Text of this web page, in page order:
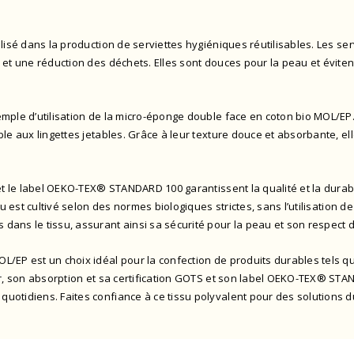
dans la production de serviettes hygiéniques réutilisables. Les
une réduction des déchets. Elles sont douces pour la peau et
d’utilisation de la micro-éponge double face en coton bio MOL/
aux lingettes jetables. Grâce à leur texture douce et absorbante,
le label OEKO-TEX® STANDARD 100 garantissent la qualité et la
cultivé selon des normes biologiques strictes, sans l’utilisation
dans le tissu, assurant ainsi sa sécurité pour la peau et son respect
EP est un choix idéal pour la confection de produits durables tels
absorption et sa certification GOTS et sonlabel OEKO-TEX®
Faites confiance à ce tissu polyvalent pour des solutions